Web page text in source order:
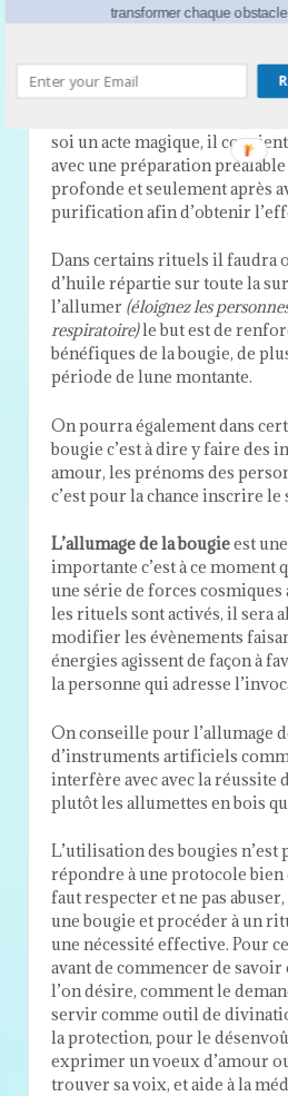
bougie de sa couleur préférée
désiré.
soi un acte magique, il
avec une préparation
profonde et seulement après
purification afin d’obtenir
Dans certains rituels il faudra
d’huile répartie sur toute la
l’allumer (éloignez les
respiratoire)le but est de
bénéfiques de la bougie, de
période de lune montante.
On pourra également dans
bougie c’est à dire y faire des
amour, les prénoms des
c’est pour la chance inscrire le
L’allumage de la bougieest
importante c’est à ce moment
une série de forces cosmiques
les rituels sont activés, il sera
modifier les évènements
énergies agissent de façon à
la personne qui adresse
On conseille pour l’allumage
d’instruments artificiels
interfère avec avec la réussite
plutôt les allumettes en bois
L’utilisation des bougies n’est
répondre à une protocole
faut respecter et ne pas
une bougie et procéder à un
une nécessité effective. Pour
avant de commencer de savoir
l’on désire, comment le
servir comme outil de
la protection, pour le
exprimer un voeux d’amour
trouver sa voix, et aide à la
transformer chaque